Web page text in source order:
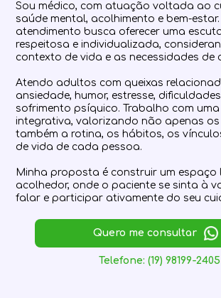
Sou médico, com atuação voltada ao
saúde mental, acolhimento e bem-estar.
atendimento busca oferecer uma
respeitosa e individualizada,
contexto de vida e as necessidades de
Atendo adultos com queixas
ansiedade, humor, estresse,
sofrimento psíquico. Trabalho com
integrativa, valorizando não apenas os
também a rotina, os hábitos, os
de vida de cada pessoa.
Minha proposta é construir um espaço
acolhedor, onde o paciente se sinta à
falar e participar ativamente do seu
Quero me consultar
Telefone: (19) 98199-2405